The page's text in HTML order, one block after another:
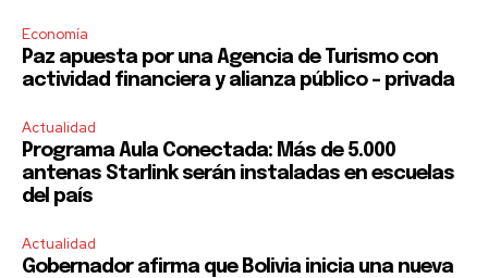
Economía
Paz apuesta por una Agencia de Turismo con
actividad financiera y alianza público – privada
Actualidad
Programa Aula Conectada: Más de 5.000
antenas Starlink serán instaladas en escuelas
del país
Actualidad
Gobernador afirma que Bolivia inicia una nueva